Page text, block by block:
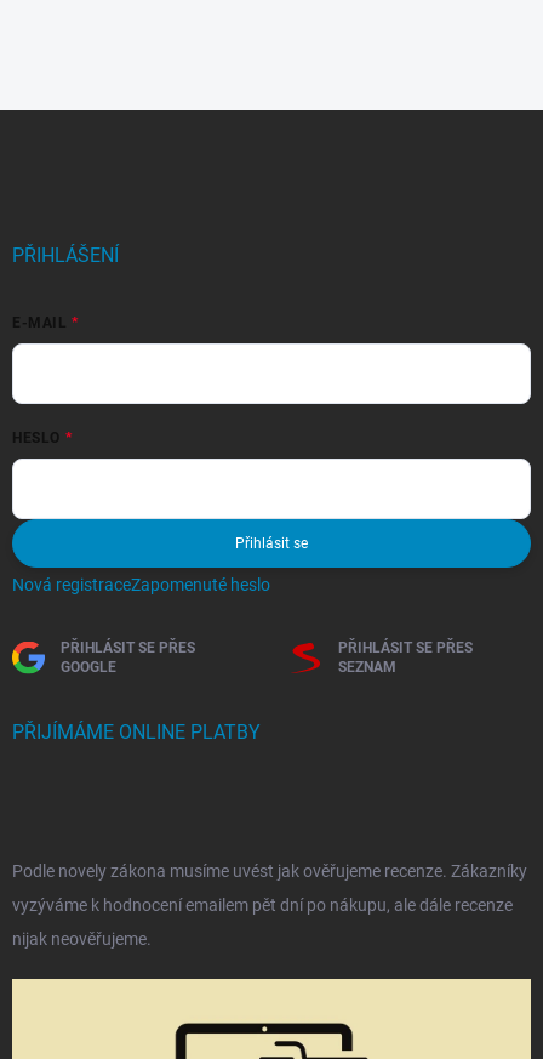
PŘIHLÁŠENÍ
E-MAIL
HESLO
Přihlásit se
Nová registraceZapomenuté heslo
PŘIHLÁSIT SE PŘES
GOOGLE
PŘIHLÁSIT SE PŘES
SEZNAM
PŘIJÍMÁME ONLINE PLATBY
Podle novely zákona musíme uvést jak ověřujeme recenze. Zákazníky
vyzýváme k hodnocení emailem pět dní po nákupu, ale dále recenze
nijak neověřujeme.